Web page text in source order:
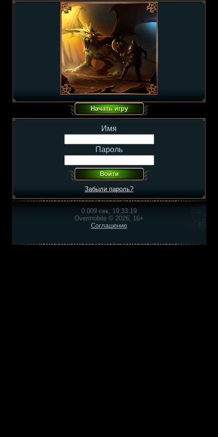
Имя
Пароль
Забыли пароль?
0.009 сек, 19:33:19
Overmobile © 2026, 16+
Соглашение